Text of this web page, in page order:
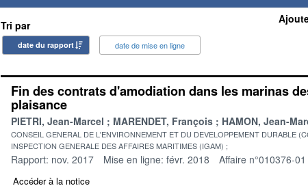
Tri par
date du rapport date de mise en ligne
Fin des contrats d'amodiation dans les marinas
plaisance
PIETRI, Jean-Marcel MARENDET, François HAMON, Jean-
CONSEIL GENERAL DE L'ENVIRONNEMENT ET DU DEVELOPPEMENT DURABLE
INSPECTION GENERALE DES AFFAIRES MARITIMES (IGAM)
Rapport: nov. 2017 Mise en ligne: févr. 2018 Affaire n°010376-01
Accéder à la notice